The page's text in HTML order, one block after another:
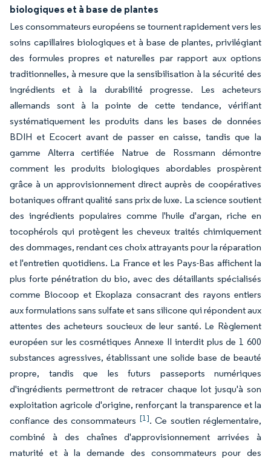
biologiques et à base de plantes
Les consommateurs européens se tournent rapidement vers les
soins capillaires biologiques et à base de plantes, privilégiant
des formules propres et naturelles par rapport aux options
traditionnelles, à mesure que la sensibilisation à la sécurité des
ingrédients et à la durabilité progresse. Les acheteurs
allemands sont à la pointe de cette tendance, vérifiant
systématiquement les produits dans les bases de données
BDIH et Ecocert avant de passer en caisse, tandis que la
gamme Alterra certifiée Natrue de Rossmann démontre
comment les produits biologiques abordables prospèrent
grâce à un approvisionnement direct auprès de coopératives
botaniques offrant qualité sans prix de luxe. La science soutient
des ingrédients populaires comme l'huile d'argan, riche en
tocophérols qui protègent les cheveux traités chimiquement
des dommages, rendant ces choix attrayants pour la réparation
et l'entretien quotidiens. La France et les Pays-Bas affichent la
plus forte pénétration du bio, avec des détaillants spécialisés
comme Biocoop et Ekoplaza consacrant des rayons entiers
aux formulations sans sulfate et sans silicone qui répondent aux
attentes des acheteurs soucieux de leur santé. Le Règlement
européen sur les cosmétiques Annexe II interdit plus de 1 600
substances agressives, établissant une solide base de beauté
propre, tandis que les futurs passeports numériques
d'ingrédients permettront de retracer chaque lot jusqu'à son
exploitation agricole d'origine, renforçant la transparence et la
confiance des consommateurs [1]. Ce soutien réglementaire,
combiné à des chaînes d'approvisionnement arrivées à
maturité et à la demande des consommateurs pour des